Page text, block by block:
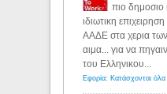
πιο δημοσιο
ιδιωτικη
ΑΑΔΕ στα χερια των
αιμα... για να
του Ελληνικου...